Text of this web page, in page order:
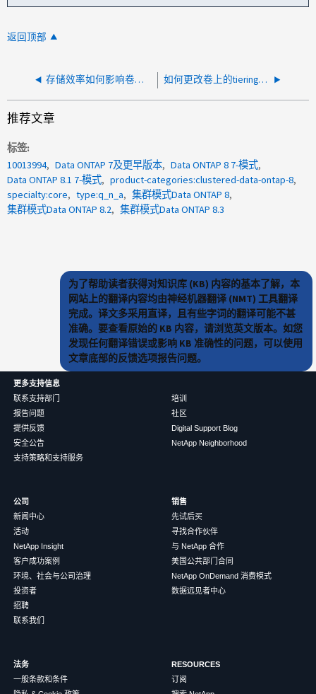
返回顶部
存储效率如何影响卷移动？ 如何更改卷上的tiering最小冷却天数设置？
推荐文章
标签
10013994
Data ONTAP 7及更早版本
Data ONTAP 8 7-模式
Data ONTAP 8.1 7-模式
product-categories:clustered-data-ontap-8
specialty:core
type:q_n_a
集群模式Data ONTAP 8
集群模式Data ONTAP 8.2
集群模式Data ONTAP 8.3
为了帮助读者获得对知识库 (KB) 内容的基本了解，本
网站上的翻译内容均由神经机器翻译 (NMT) 工具翻译
完成。译文多采用直译，且有些字词的翻译可能不甚
准确。要查看原始的 KB 内容，请浏览英文版本。如您
发现任何翻译错误或影响 KB 准确性的问题，可以使用
文章底部的反馈选项报告问题。
更多支持信息
联系支持部门
报告问题
提供反馈
安全公告
支持策略和支持服务
培训
社区
Digital Support Blog
NetApp Neighborhood
公司
新闻中心
活动
NetApp Insight
客户成功案例
环境、社会与公司治理
投资者
招聘
联系我们
销售
先试后买
寻找合作伙伴
与 NetApp 合作
美国公共部门合同
NetApp OnDemand 消费模式
数据远见者中心
法务
一般条款和条件
RESOURCES
订阅